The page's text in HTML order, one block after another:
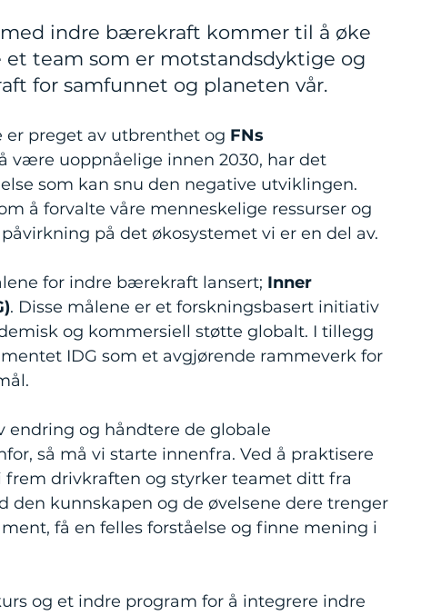
indre bærekraft kommer til å øke
et team som er motstandsdyktige og
for samfunnet og planeten vår.
er preget av utbrenthet og FNs
være uoppnåelige innen 2030, har det
som kan snu den negative utviklingen.
å forvalte våre menneskelige ressurser og
på det økosystemet vi er en del av.
for indre bærekraft lansert; Inner
. Disse målene er et forskningsbasert initiativ
og kommersiell støtte globalt. I tillegg
IDG som et avgjørende rammeverk for
endring og håndtere de globale
så må vi starte innenfra. Ved å praktisere
drivkraften og styrker teamet ditt fra
den kunnskapen og de øvelsene dere trenger
få en felles forståelse og finne mening i
og et indre program for å integrere indre